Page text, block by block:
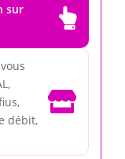
sur

débit,
